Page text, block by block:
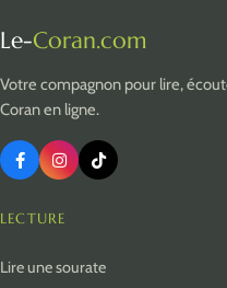
Le-Coran.com
Votre compagnon pour lire,
Coran en ligne.
LECTURE
Lire une sourate